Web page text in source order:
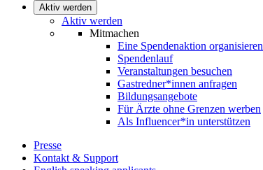
Aktiv werden
Aktiv werden
Mitmachen
Eine Spendenaktion organisieren
Spendenlauf
Veranstaltungen besuchen
Gastredner*innen anfragen
Bildungsangebote
Für Ärzte ohne Grenzen werben
Als Influencer*in unterstützen
Presse
Kontakt & Support